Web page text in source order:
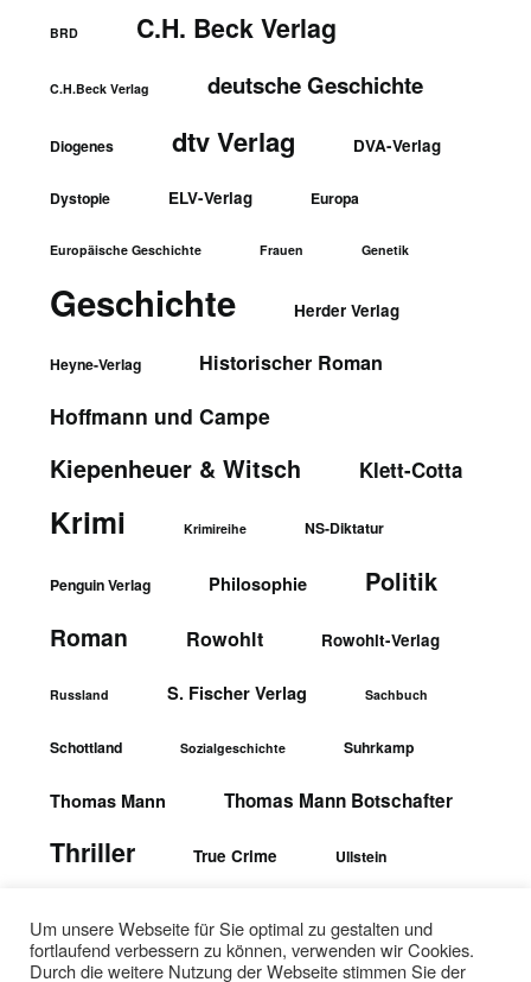
BRD C.H. Beck Verlag
C.H.Beck Verlag deutsche Geschichte
Diogenes dtv Verlag DVA-Verlag
Dystopie ELV-Verlag Europa
Europäische Geschichte Frauen Genetik
Geschichte Herder Verlag
Heyne-Verlag Historischer Roman
Hoffmann und Campe
Kiepenheuer & Witsch Klett-Cotta
Krimi Krimireihe NS-Diktatur
Penguin Verlag Philosophie Politik
Roman Rowohlt Rowohlt-Verlag
Russland S. Fischer Verlag Sachbuch
Schottland Sozialgeschichte Suhrkamp
Thomas Mann Thomas Mann Botschafter
Thriller True Crime Ullstein
Um unsere Webseite für Sie optimal zu gestalten und
fortlaufend verbessern zu können, verwenden wir Cookies.
Durch die weitere Nutzung der Webseite stimmen Sie der